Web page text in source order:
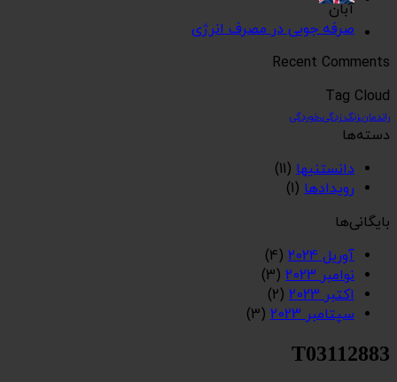
آبان
صرفه جویی در مصرف انرژی
Recent Comments
Tag Cloud
راندمان،زنگ زدگی،خوردگی
دسته‌ها
دانستنیها (11)
رویدادها (1)
بایگانی‌ها
آوریل 2024
(4)
نوامبر 2023
(3)
اکتبر 2023
(2)
سپتامبر 2023
(3)
T03112883